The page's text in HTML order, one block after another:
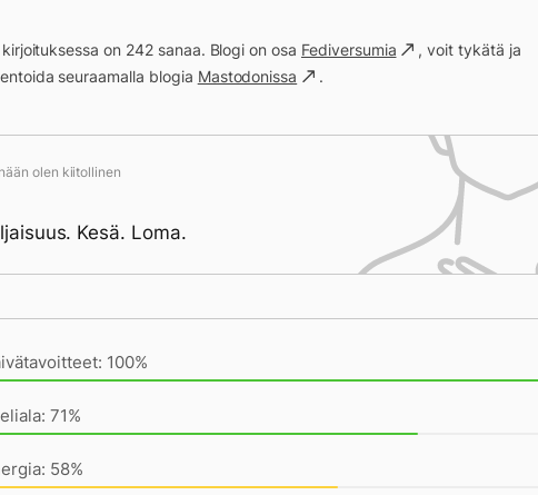
on 242 sanaa. Blogi on osa Fediversumia
, voit tykätä ja
seuraamalla blogia Mastodonissa .
olen kiitollinen
Kesä. Loma.
100%
71%
58%